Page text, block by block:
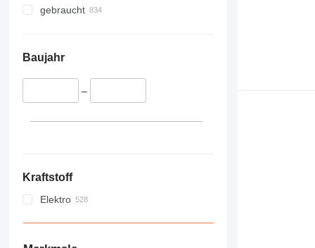
gebraucht
Baujahr
–
Kraftstoff
Elektro